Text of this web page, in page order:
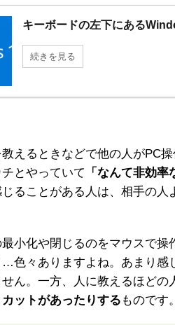
キーボードの左下にある
続きを見る
えるときなどで他の人がPC
とやっていて
「なんて非効
じることがある人は、相手の
小化や閉じるのをマウスで
色々ありますよね。あまり感
ん。一方、人に教えるほどの
ットがあったりする ものです。